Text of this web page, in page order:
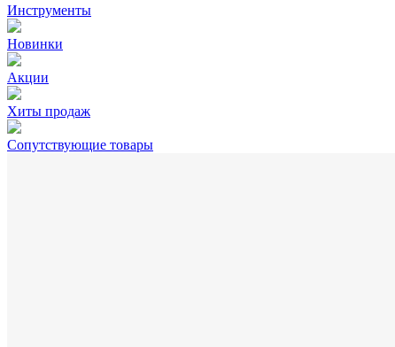
Инструменты
Новинки
Акции
Хиты продаж
Сопутствующие товары